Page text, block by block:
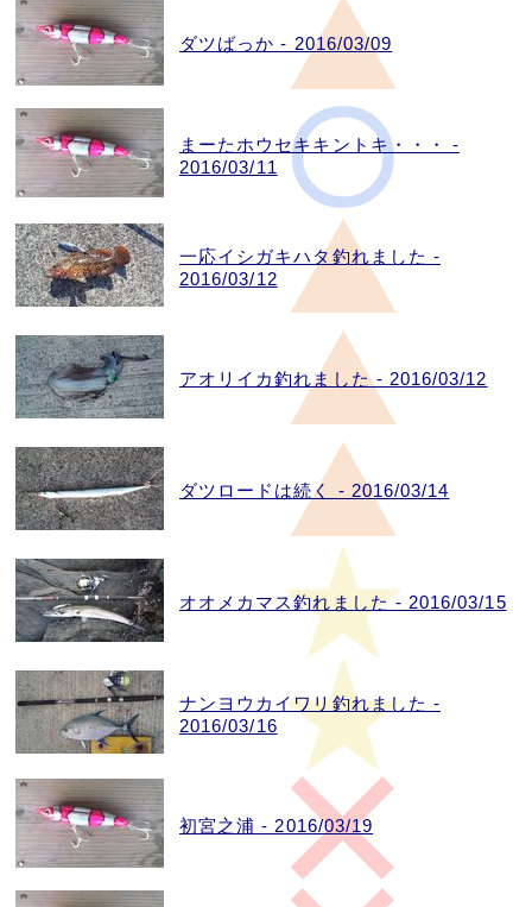
ダツばっか - 2016/03/09
まーたホウセキキントキ・・・ -
2016/03/11
一応イシガキハタ釣れました -
2016/03/12
アオリイカ釣れました - 2016/03/12
ダツロードは続く - 2016/03/14
オオメカマス釣れました - 2016/03/15
ナンヨウカイワリ釣れました -
2016/03/16
初宮之浦 - 2016/03/19